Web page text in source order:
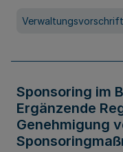
Verwaltungsvorschrift
Sponsoring im
Ergänzende
Genehmigung